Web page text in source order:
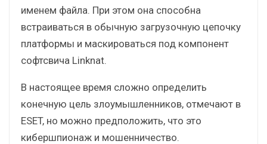
именем файла. При этом она способна
встраиваться в обычную загрузочную цепочку
платформы и маскироваться под компонент
софтсвича Linknat.
В настоящее время сложно определить
конечную цель злоумышленников, отмечают в
ESET, но можно предположить, что это
кибершпионаж и мошенничество.